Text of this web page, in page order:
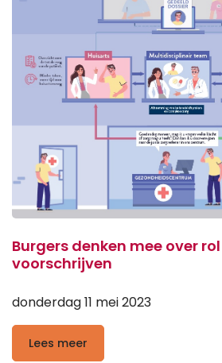
Burgers denken mee over
voorschrijven
donderdag 11 mei 2023
Lees meer